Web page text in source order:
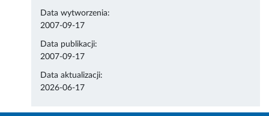
Data wytworzenia:
2007-09-17
Data publikacji:
2007-09-17
Data aktualizacji:
2026-06-17